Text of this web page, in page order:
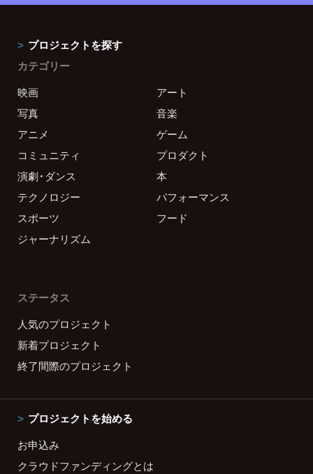
プロジェクトを探す
カテゴリー
映画
アート
写真
音楽
アニメ
ゲーム
コミュニティ
プロダクト
演劇・ダンス
本
テクノロジー
パフォーマンス
スポーツ
フード
ジャーナリズム
ステータス
人気のプロジェクト
新着プロジェクト
終了間際のプロジェクト
プロジェクトを始める
お申込み
クラウドファンディングとは